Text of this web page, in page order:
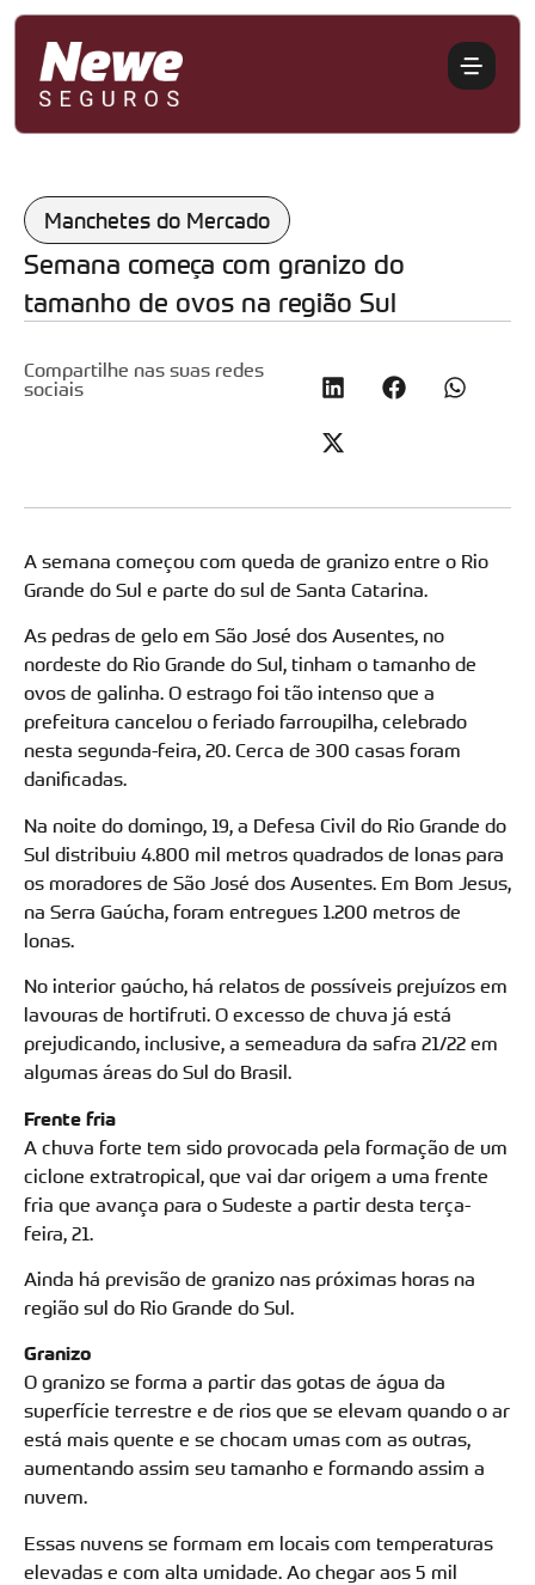
Manchetes do Mercado
Semana começa com granizo do
tamanho de ovos na região Sul
Compartilhe nas suas redes
sociais
A semana começou com queda de granizo entre o Rio
Grande do Sul e parte do sul de Santa Catarina.
As pedras de gelo em São José dos Ausentes, no
nordeste do Rio Grande do Sul, tinham o tamanho de
ovos de galinha. O estrago foi tão intenso que a
prefeitura cancelou o feriado farroupilha, celebrado
nesta segunda-feira, 20. Cerca de 300 casas foram
danificadas.
Na noite do domingo, 19, a Defesa Civil do Rio Grande do
Sul distribuiu 4.800 mil metros quadrados de lonas para
os moradores de São José dos Ausentes. Em Bom Jesus,
na Serra Gaúcha, foram entregues 1.200 metros de
lonas.
No interior gaúcho, há relatos de possíveis prejuízos em
lavouras de hortifruti. O excesso de chuva já está
prejudicando, inclusive, a semeadura da safra 21/22 em
algumas áreas do Sul do Brasil.
Frente fria
A chuva forte tem sido provocada pela formação de um
ciclone extratropical, que vai dar origem a uma frente
fria que avança para o Sudeste a partir desta terça-
feira, 21.
Ainda há previsão de granizo nas próximas horas na
região sul do Rio Grande do Sul.
Granizo
O granizo se forma a partir das gotas de água da
superfície terrestre e de rios que se elevam quando o ar
está mais quente e se chocam umas com as outras,
aumentando assim seu tamanho e formando assim a
nuvem.
Essas nuvens se formam em locais com temperaturas
elevadas e com alta umidade. Ao chegar aos 5 mil